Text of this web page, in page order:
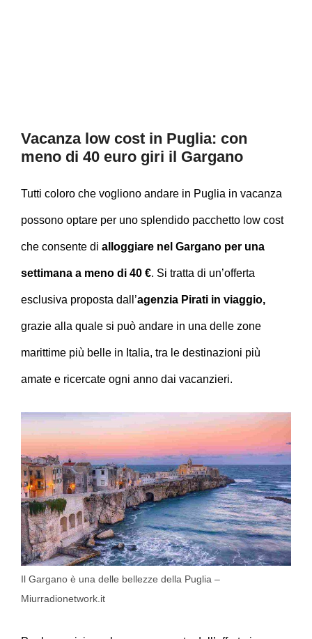
Vacanza low cost in Puglia: con
meno di 40 euro giri il Gargano
Tutti coloro che vogliono andare in Puglia in vacanza
possono optare per uno splendido pacchetto low cost
che consente di alloggiare nel Gargano per una
settimana a meno di 40 €. Si tratta di un’offerta
esclusiva proposta dall’agenzia Pirati in viaggio,
grazie alla quale si può andare in una delle zone
marittime più belle in Italia, tra le destinazioni più
amate e ricercate ogni anno dai vacanzieri.
Il Gargano è una delle bellezze della Puglia –
Miurradionetwork.it